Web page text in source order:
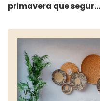
primavera que seguro